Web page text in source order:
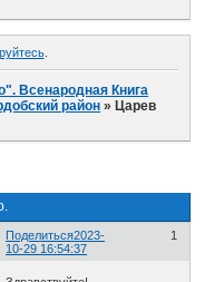
.
Всенародная Книга
район » Царев
Поделиться 1
2023-
10-29 16:54:37